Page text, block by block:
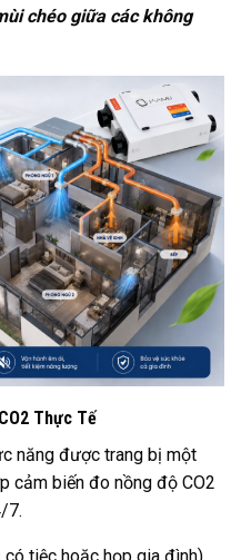
chéo giữa các không
Thực Tế
năng được trang bị một
cảm biến đo nồng độ CO2
7.